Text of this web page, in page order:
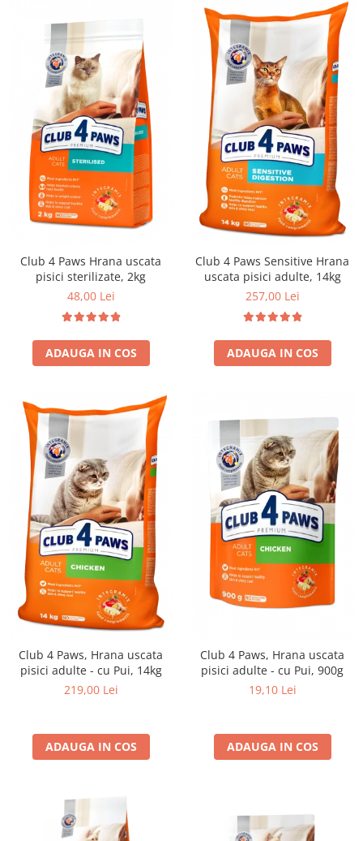
Club 4 Paws Hrana uscata
pisici sterilizate, 2kg
48,00 Lei
ADAUGA IN COS
Club 4 Paws Sensitive Hrana
uscata pisici adulte, 14kg
257,00 Lei
ADAUGA IN COS
Club 4 Paws, Hrana uscata
pisici adulte - cu Pui, 14kg
219,00 Lei
ADAUGA IN COS
Club 4 Paws, Hrana uscata
pisici adulte - cu Pui, 900g
19,10 Lei
ADAUGA IN COS